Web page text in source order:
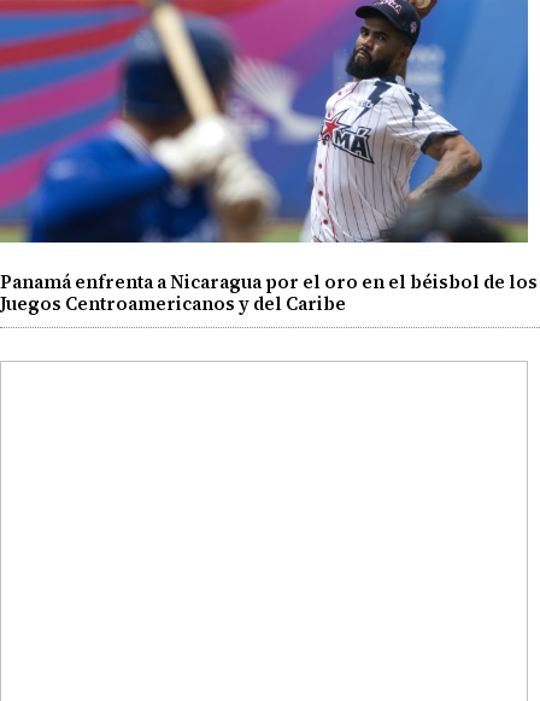
Panamá enfrenta a Nicaragua por el oro en el béisbol de los
Juegos Centroamericanos y del Caribe